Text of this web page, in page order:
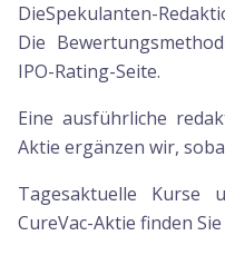
DieSpekulanten-
Die
IPO-Rating-Seite.
Eine ausführliche
Aktie ergänzen wir,
Tagesaktuelle Kurse
CureVac-Aktie finden